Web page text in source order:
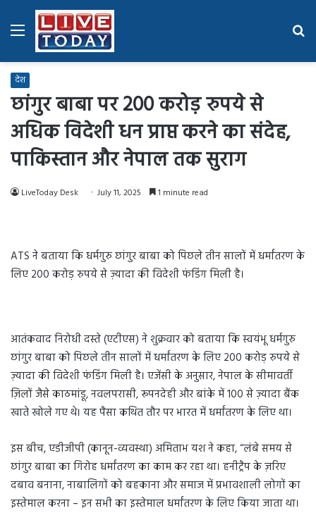
Menu
देश
छांगुर बाबा पर 200 करोड़ रुपये से
अधिक विदेशी धन प्राप्त करने का संदेह,
पाकिस्तान और नेपाल तक सुराग
LiveToday Desk July 11, 2025 1 minute read
ATS ने बताया कि धर्मगुरु छांगुर बाबा को पिछले तीन सालों में धर्मांतरण के
लिए 200 करोड़ रुपये से ज़्यादा की विदेशी फंडिंग मिली है।
आतंकवाद निरोधी दस्ते (एटीएस) ने शुक्रवार को बताया कि स्वयंभू धर्मगुरु
छांगुर बाबा को पिछले तीन सालों में धर्मांतरण के लिए 200 करोड़ रुपये से
ज़्यादा की विदेशी फंडिंग मिली है। एजेंसी के अनुसार, नेपाल के सीमावर्ती
ज़िलों जैसे काठमांडू, नवलपरासी, रूपनदेही और बांके में 100 से ज़्यादा बैंक
खाते खोले गए थे। यह पैसा कथित तौर पर भारत में धर्मांतरण के लिए था।
इस बीच, एडीजीपी (कानून-व्यवस्था) अमिताभ यश ने कहा, “लंबे समय से
छांगुर बाबा का गिरोह धर्मांतरण का काम कर रहा था। हनीट्रैप के ज़रिए
दबाव बनाना, नाबालिगों को बहकाना और समाज में प्रभावशाली लोगों का
इस्तेमाल करना – इन सभी का इस्तेमाल धर्मांतरण के लिए किया जाता था।